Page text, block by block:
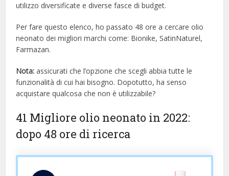
utilizzo diversificate e diverse fasce di budget.
Per fare questo elenco, ho passato 48 ore a cercare olio
neonato dei migliori marchi come: Bionike, SatinNaturel,
Farmazan.
Nota: assicurati che l’opzione che scegli abbia tutte le
funzionalità di cui hai bisogno. Dopotutto, ha senso
acquistare qualcosa che non è utilizzabile?
41 Migliore olio neonato in 2022:
dopo 48 ore di ricerca